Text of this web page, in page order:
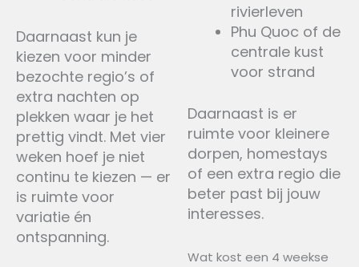
Daarnaast kun je
kiezen voor minder
bezochte regio’s of
extra nachten op
plekken waar je het
prettig vindt. Met vier
weken hoef je niet
continu te kiezen — er
is ruimte voor
variatie én
ontspanning.
rivierleven
Phu Quoc of de
centrale kust
voor strand
Daarnaast is er
ruimte voor kleinere
dorpen, homestays
of een extra regio die
beter past bij jouw
interesses.
Wat kost een 4 weekse